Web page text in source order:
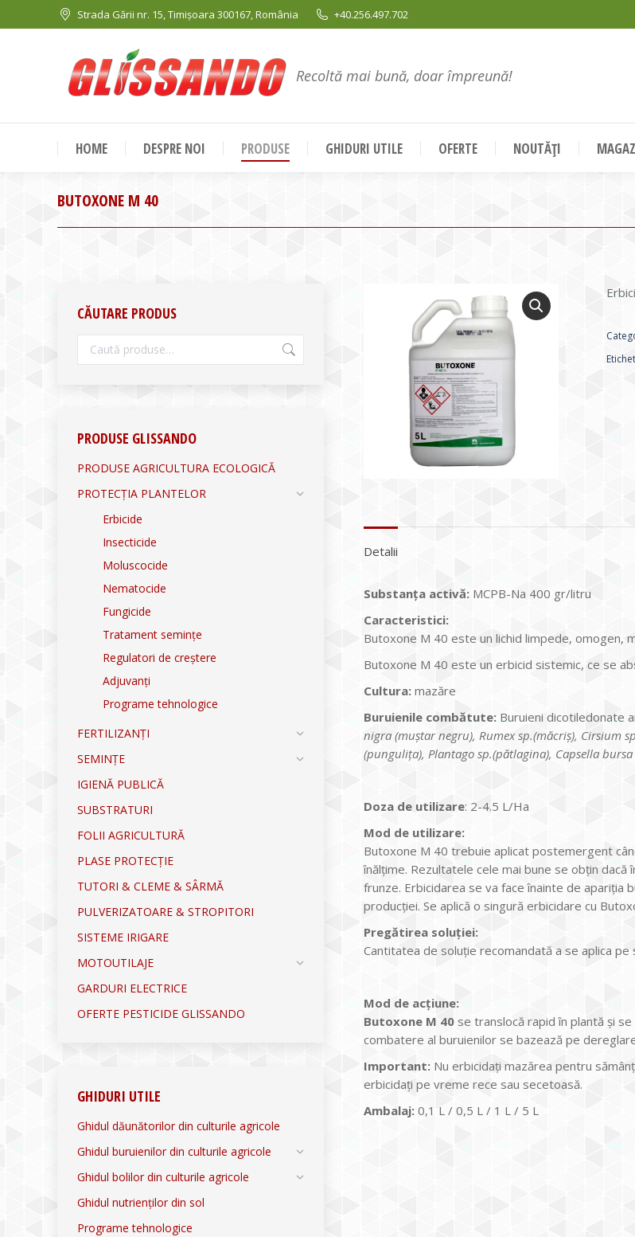
Strada Gării nr. 15, Timișoara 300167, România +40.256.497.702
Recoltă mai bună, doar împreună!
HOME DESPRE NOI PRODUSE GHIDURI UTILE OFERTE NOUTĂȚI
BUTOXONE M 40
Detalii
Substanţa activă: MCPB-Na 400 gr/litru
Caracteristici:
Butoxone M 40 este un lichid limpede, omogen,
Butoxone M 40 este un erbicid sistemic, ce se
Cultura: mazăre
Buruienile combătute: Buruieni dicotiledonate
nigra (muştar negru), Rumex sp.(măcriş), Cirsium
(punguliţa), Plantago sp.(pătlagina), Capsella
Doza de utilizare: 2-4.5 L/Ha
Mod de utilizare:
Butoxone M 40 trebuie aplicat postemergent
înălţime. Rezultatele cele mai bune se obţin
frunze. Erbicidarea se va face înainte de apariţia
producţiei. Se aplică o singură erbicidare cu
Pregătirea soluţiei:
Cantitatea de soluţie recomandată a se aplica
Mod de acţiune:
Butoxone M 40 se translocă rapid în plantă şi
combatere al buruienilor se bazează pe
Important: Nu erbicidaţi mazărea pentru
erbicidaţi pe vreme rece sau secetoasă.
Ambalaj: 0,1 L / 0,5 L / 1 L / 5 L
CĂUTARE PRODUS
PRODUSE GLISSANDO
PRODUSE AGRICULTURA ECOLOGICĂ
PROTECȚIA PLANTELOR
Erbicide
Insecticide
Moluscocide
Nematocide
Fungicide
Tratament semințe
Regulatori de creștere
Adjuvanți
Programe tehnologice
FERTILIZANȚI
SEMINȚE
IGIENĂ PUBLICĂ
SUBSTRATURI
FOLII AGRICULTURĂ
PLASE PROTECȚIE
TUTORI & CLEME & SÂRMĂ
PULVERIZATOARE & STROPITORI
SISTEME IRIGARE
MOTOUTILAJE
GARDURI ELECTRICE
OFERTE PESTICIDE GLISSANDO
GHIDURI UTILE
Ghidul dăunătorilor din culturile agricole
Ghidul buruienilor din culturile agricole
Ghidul bolilor din culturile agricole
Ghidul nutrienților din sol
Programe tehnologice